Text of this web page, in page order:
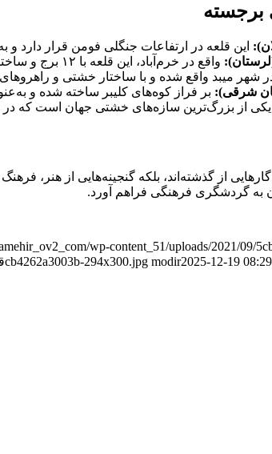
برجسته
این قلعه در ارتفاعات جنگلی فومن قرار
واقع در خرم‌آباد، این قلعه با ۱۲ برج و ساختاری مستحکم، از دوره ساسانیان باقی مانده و نمادی از تاریخ و فرهنگ لرستان است.
شهر میبد واقع شده و با ساختار خشتی و
شرقی): بر فراز کوه‌های کلیبر ساخته شده و
یکی از بزرگ‌ترین سازه‌های خشتی جهان است که
از گذشته‌اند، بلکه گنجینه‌هایی از
به گردشگری فرهنگی فراهم آورد.
wp-content_51/uploads/2021/09/
cb4262a3003b-294x300.jpg modir2025-12-19